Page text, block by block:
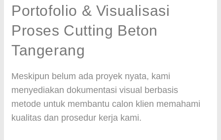
Portofolio & Visualisasi
Proses Cutting Beton
Tangerang
Meskipun belum ada proyek nyata, kami
menyediakan dokumentasi visual berbasis
metode untuk membantu calon klien memahami
kualitas dan prosedur kerja kami.